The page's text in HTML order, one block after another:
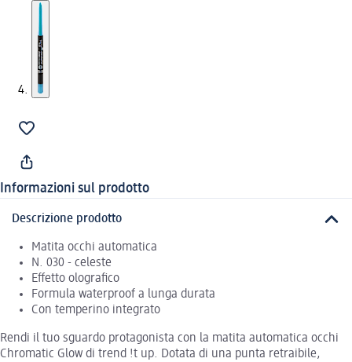
Informazioni sul prodotto
Descrizione prodotto
Matita occhi automatica
N. 030 - celeste
Effetto olografico
Formula waterproof a lunga durata
Con temperino integrato
Rendi il tuo sguardo protagonista con la matita automatica occhi
Chromatic Glow di trend !t up. Dotata di una punta retraibile,